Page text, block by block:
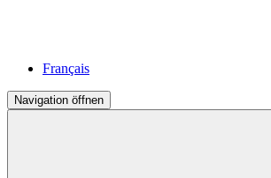
Français
Navigation öffnen